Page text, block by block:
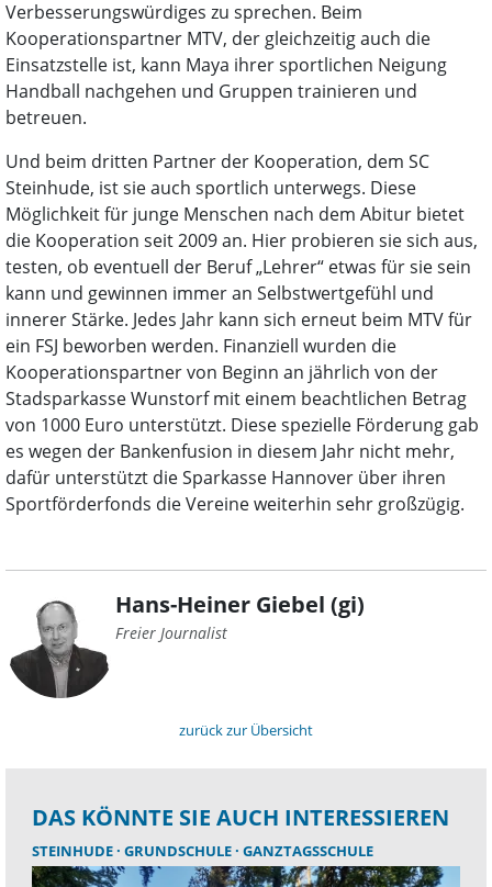
Verbesserungswürdiges zu sprechen. Beim
Kooperationspartner MTV, der gleichzeitig auch die
Einsatzstelle ist, kann Maya ihrer sportlichen Neigung
Handball nachgehen und Gruppen trainieren und
betreuen.
Und beim dritten Partner der Kooperation, dem SC
Steinhude, ist sie auch sportlich unterwegs. Diese
Möglichkeit für junge Menschen nach dem Abitur bietet
die Kooperation seit 2009 an. Hier probieren sie sich aus,
testen, ob eventuell der Beruf „Lehrer“ etwas für sie sein
kann und gewinnen immer an Selbstwertgefühl und
innerer Stärke. Jedes Jahr kann sich erneut beim MTV für
ein FSJ beworben werden. Finanziell wurden die
Kooperationspartner von Beginn an jährlich von der
Stadsparkasse Wunstorf mit einem beachtlichen Betrag
von 1000 Euro unterstützt. Diese spezielle Förderung gab
es wegen der Bankenfusion in diesem Jahr nicht mehr,
dafür unterstützt die Sparkasse Hannover über ihren
Sportförderfonds die Vereine weiterhin sehr großzügig.
Hans-Heiner Giebel (gi)
Freier Journalist
zurück zur Übersicht
DAS KÖNNTE SIE AUCH INTERESSIEREN
STEINHUDE GRUNDSCHULE GANZTAGSSCHULE